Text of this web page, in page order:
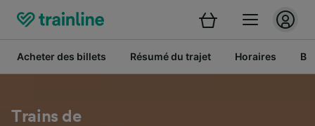
Acheter des billets Résumé du trajet Horaires
Trains de